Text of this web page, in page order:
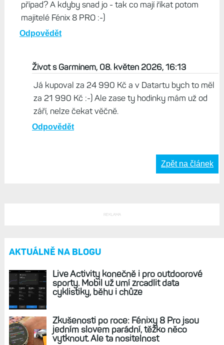
případ? A kdyby snad jo - tak co mají říkat potom
majitelé Fénix 8 PRO :-)
Odpovědět
Život s Garminem, 08. květen 2026, 16:13
Já kupoval za 24 990 Kč a v Datartu bych to měl
za 21 990 Kč :-) Ale zase ty hodinky mám už od
září, nelze čekat věčně.
Odpovědět
Zpět na článek
REKLAMA
AKTUÁLNĚ NA BLOGU
Live Activity konečně i pro outdoorové
sporty. Mobil už umí zrcadlit data
cyklistiky, běhu i chůze
Zkušenosti po roce: Fénixy 8 Pro jsou
jedním slovem parádní, těžko něco
vytknout. Ale ta nositelnost